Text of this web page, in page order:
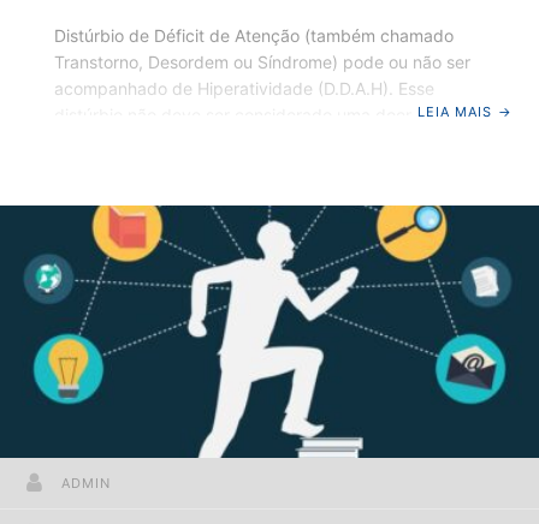
Distúrbio de Déficit de Atenção (também chamado
Transtorno, Desordem ou Síndrome) pode ou não ser
acompanhado de Hiperatividade (D.D.A.H). Esse
distúrbio não deve ser considerado uma doença ou
adolescentes são inquietos, agitados, distraídos,
desatentos, impulsivos, e muitas vezes, não terminam
os projetos em que se engajam. Mas qual seria um dos
sinais de alerta… Desatenção. Pessoas que convivem
com elas, chegam a pensar que
LEIA MAIS →
ADMIN